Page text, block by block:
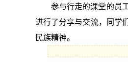
参与行走的课堂的员
进行了分享与交流，同学
民族精神。